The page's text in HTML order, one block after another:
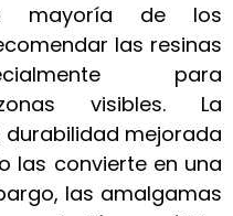
mayoría de los
las resinas
para
visibles. La
mejorada
las convierte en una
las amalgamas